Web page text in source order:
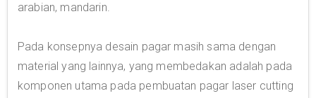
arabian, mandarin.
Pada konsepnya desain pagar masih sama dengan
material yang lainnya, yang membedakan adalah pada
komponen utama pada pembuatan pagar laser cutting